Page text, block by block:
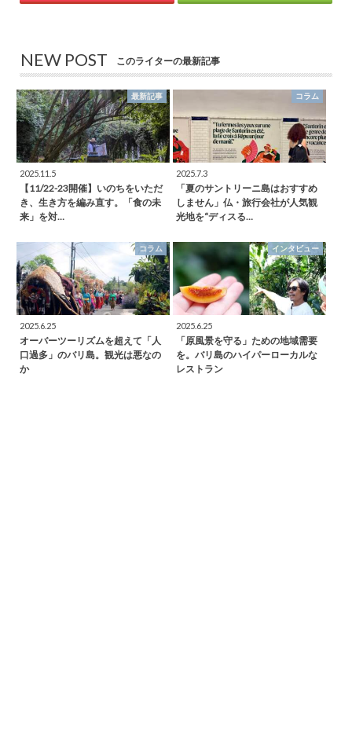
NEW POST このライターの最新記事
最新記事
2025.11.5
【11/22-23開催】いのちをいただ
き、生き方を編み直す。「食の未
来」を対…
コラム
2025.7.3
「夏のサントリーニ島はおすすめ
しません」仏・旅行会社が人気観
光地を“ディスる…
コラム
2025.6.25
オーバーツーリズムを超えて「人
口過多」のバリ島。観光は悪なの
か
インタビュー
2025.6.25
「原風景を守る」ための地域需要
を。バリ島のハイパーローカルな
レストラン